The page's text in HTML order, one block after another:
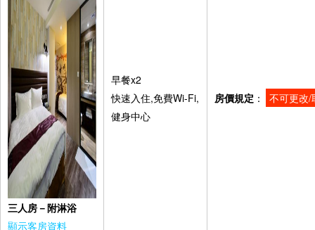
三人房－附淋浴
顯示客房資料
早餐x2
快速入住,免費Wi-Fi,
健身中心
房價規定 ： 不可更改/